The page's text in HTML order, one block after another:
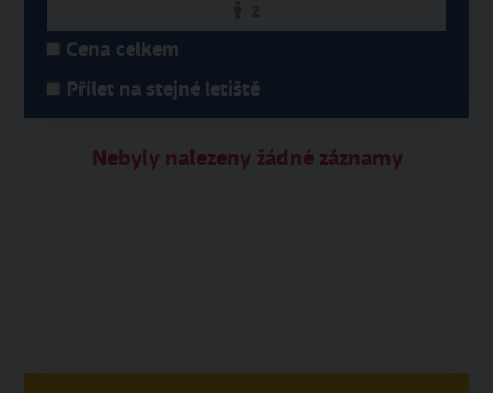
Cena celkem
Přílet na stejné letiště
Nebyly nalezeny žádné záznamy